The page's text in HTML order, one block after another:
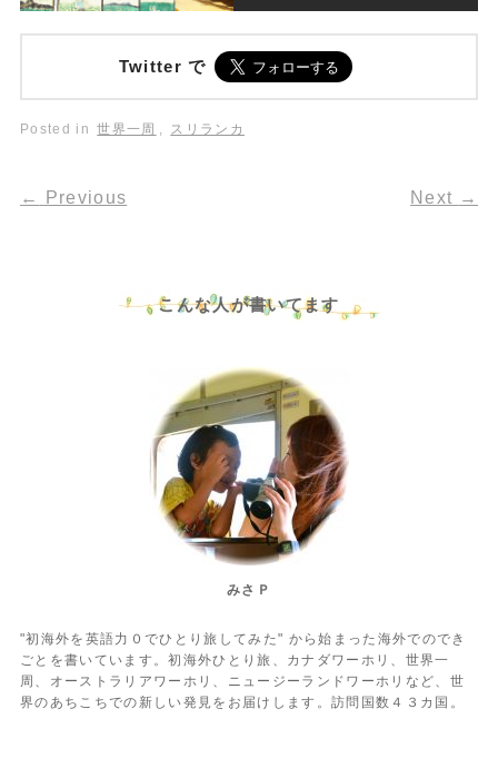
Twitter で
Posted in 世界一周 , スリランカ
← Previous Next →
こんな人が書いてます
みさＰ
"初海外を英語力０でひとり旅してみた" から始まった海外でのでき
ごとを書いています。初海外ひとり旅、カナダワーホリ、世界一
周、オーストラリアワーホリ、ニュージーランドワーホリなど、世
界のあちこちでの新しい発見をお届けします。訪問国数４３カ国。